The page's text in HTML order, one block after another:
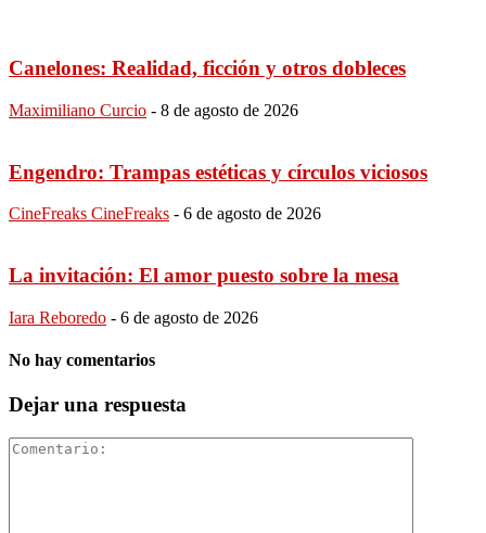
Canelones: Realidad, ficción y otros dobleces
Maximiliano Curcio - 8 de agosto de 2026
Engendro: Trampas estéticas y círculos viciosos
CineFreaks CineFreaks - 6 de agosto de 2026
La invitación: El amor puesto sobre la mesa
Iara Reboredo - 6 de agosto de 2026
No hay comentarios
Dejar una respuesta